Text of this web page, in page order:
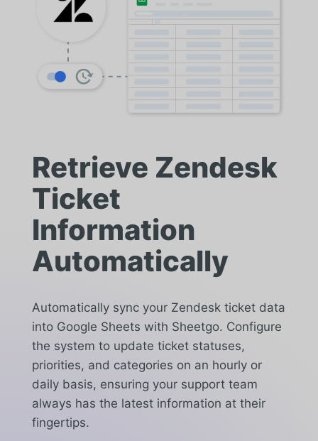
Retrieve Zendesk
Ticket
Information
Automatically
Automatically sync your Zendesk ticket data
into Google Sheets with Sheetgo. Configure
the system to update ticket statuses,
priorities, and categories on an hourly or
daily basis, ensuring your support team
always has the latest information at their
fingertips.